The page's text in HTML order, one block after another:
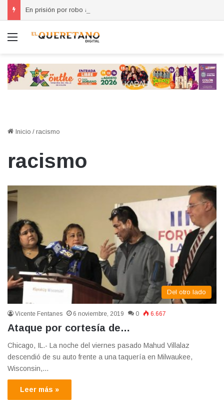
Menú
Inicio / racismo
racismo
Del otro lado
Vicente Fentanes 6 noviembre, 2019 0 6.667
Ataque por cortesía de…
Chicago, IL.- La noche del viernes pasado Mahud Villalaz
descendió de su auto frente a una taquería en Milwaukee,
Wisconsin,…
Leer más »